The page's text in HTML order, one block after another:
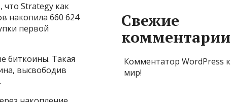
что Strategy как
накопила 660 624
первой
биткоины. Такая
высвободив
Свежие
комментарии
Комментатор WordPress к
мир!